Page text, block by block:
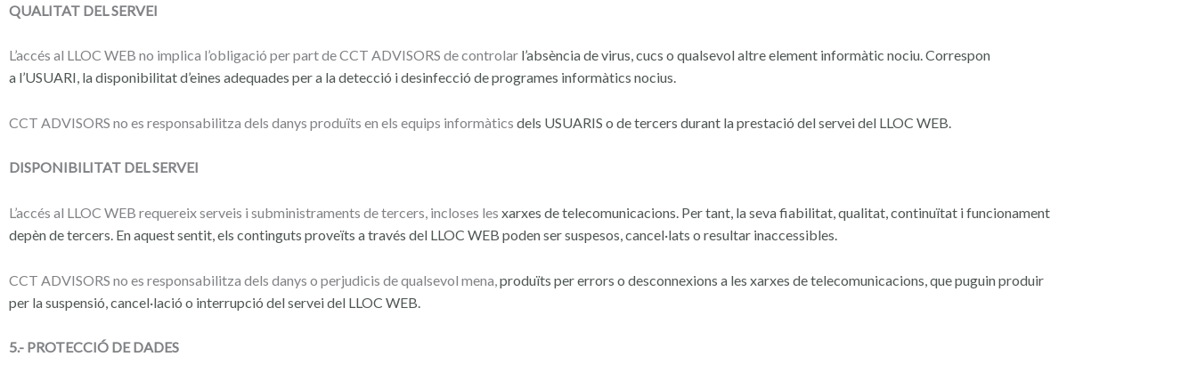
QUALITAT DEL SERVEI
L’accés al LLOC WEB no implica l’obligació per part de CCT ADVISORS de controlar l’absència de virus, cucs o qualsevol altre element informàtic nociu. Correspon
a l’USUARI, la disponibilitat d’eines adequades per a la detecció i desinfecció deprogrames informàtics nocius.
CCT ADVISORS no es responsabilitza dels danys produïts en els equips informàtics dels USUARIS o de tercers durant la prestació del servei del LLOC WEB.
DISPONIBILITAT DEL SERVEI
L’accés al LLOC WEB requereix serveis i subministraments de tercers, incloses les xarxes de telecomunicacions. Per tant, la seva fiabilitat, qualitat, continuïtat ifuncionament
depèn de tercers. En aquest sentit, els continguts proveïts a través del LLOC WEB poden ser suspesos, cancel·lats o resultar inaccessibles.
CCT ADVISORS no es responsabilitza dels danys o perjudicis de qualsevol mena, produïts per errors o desconnexions a les xarxes de telecomunicacions, que puguinproduir
per la suspensió, cancel·lació o interrupció del servei del LLOC WEB.
5.- PROTECCIÓ DE DADES